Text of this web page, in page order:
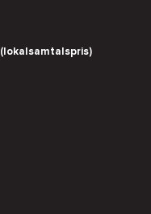
(lokalsamtalspris)